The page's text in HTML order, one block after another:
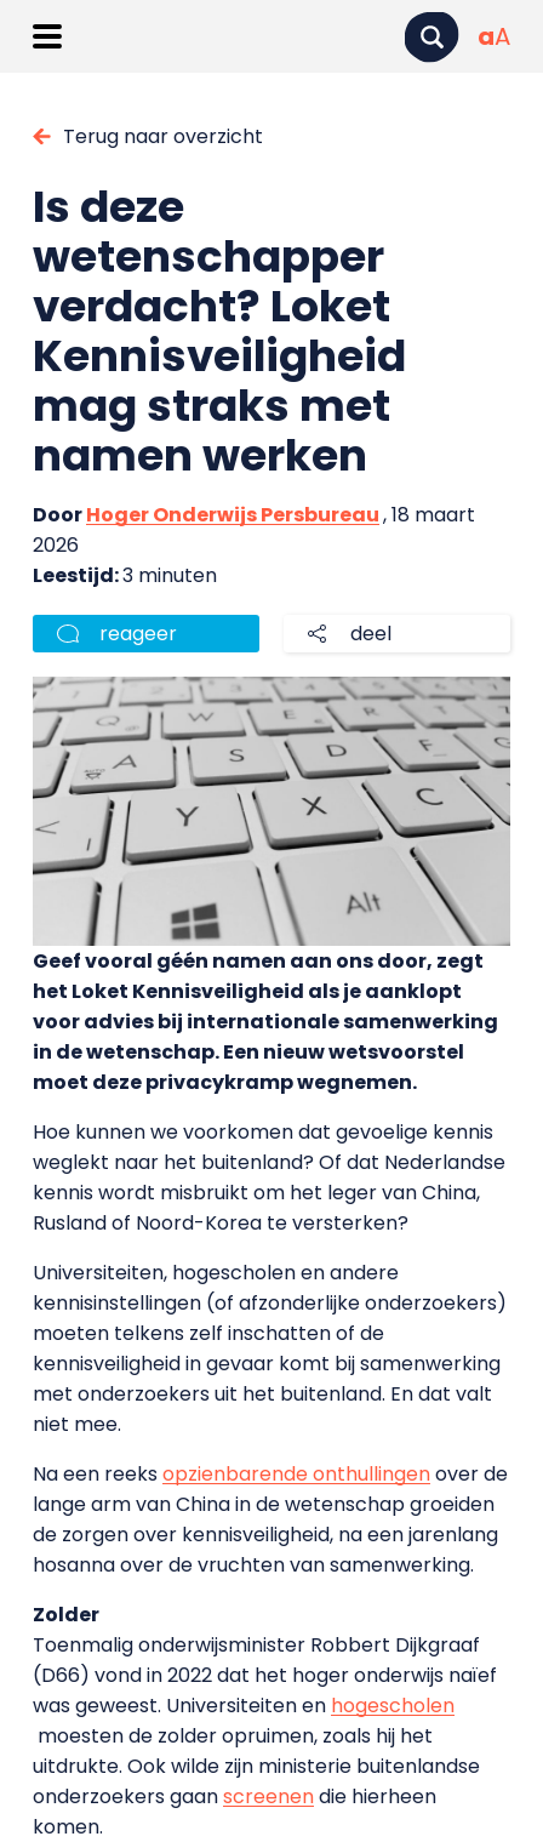
aA
Terug naar overzicht
Is deze
wetenschapper
verdacht? Loket
Kennisveiligheid
mag straks met
namen werken
DoorHoger Onderwijs Persbureau, 18 maart
2026
Leestijd:3 minuten
reageer deel
Geef vooral géén namen aan ons door, zegt
het Loket Kennisveiligheid als je aanklopt
voor advies bij internationale samenwerking
in de wetenschap. Een nieuw wetsvoorstel
moet deze privacykramp wegnemen.
Hoe kunnen we voorkomen dat gevoelige kennis
weglekt naar het buitenland? Of dat Nederlandse
kennis wordt misbruikt om het leger van China,
Rusland of Noord-Korea te versterken?
Universiteiten, hogescholen en andere
kennisinstellingen (of afzonderlijke onderzoekers)
moeten telkens zelf inschatten of de
kennisveiligheid in gevaar komt bij samenwerking
met onderzoekers uit het buitenland. En dat valt
niet mee.
Na een reeksopzienbarende onthullingenover de
lange arm van China in de wetenschap groeiden
de zorgen over kennisveiligheid, na een jarenlang
hosanna over de vruchten van samenwerking.
Zolder
Toenmalig onderwijsminister Robbert Dijkgraaf
(D66) vond in 2022 dat het hoger onderwijs naïef
was geweest. Universiteiten en hogescholen
moesten de zolder opruimen, zoals hij het
uitdrukte. Ook wilde zijn ministerie buitenlandse
onderzoekers gaanscreenendie hierheen
komen.